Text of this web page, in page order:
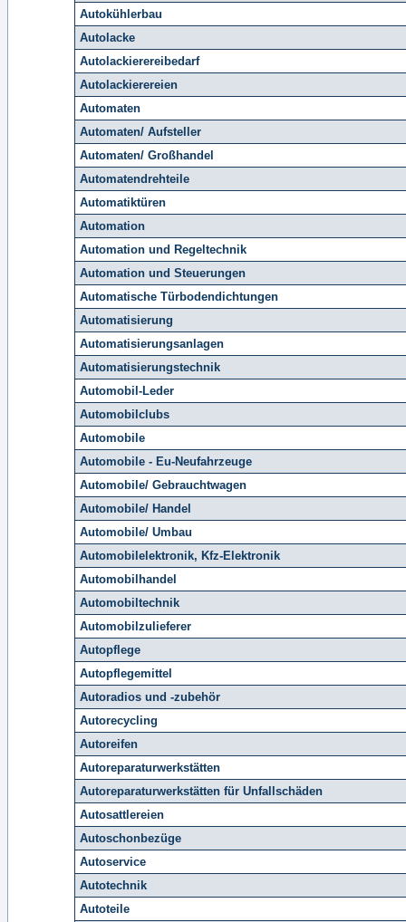
Autokühlerbau
Autolacke
Autolackierereibedarf
Autolackierereien
Automaten
Automaten/ Aufsteller
Automaten/ Großhandel
Automatendrehteile
Automatiktüren
Automation
Automation und Regeltechnik
Automation und Steuerungen
Automatische Türbodendichtungen
Automatisierung
Automatisierungsanlagen
Automatisierungstechnik
Automobil-Leder
Automobilclubs
Automobile
Automobile - Eu-Neufahrzeuge
Automobile/ Gebrauchtwagen
Automobile/ Handel
Automobile/ Umbau
Automobilelektronik, Kfz-Elektronik
Automobilhandel
Automobiltechnik
Automobilzulieferer
Autopflege
Autopflegemittel
Autoradios und -zubehör
Autorecycling
Autoreifen
Autoreparaturwerkstätten
Autoreparaturwerkstätten für Unfallschäden
Autosattlereien
Autoschonbezüge
Autoservice
Autotechnik
Autoteile